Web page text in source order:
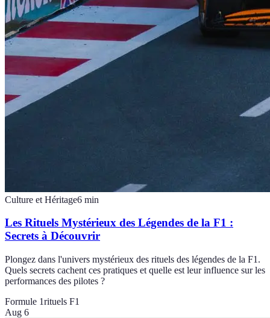
Culture et Héritage6 min
Les Rituels Mystérieux des Légendes de la F1 :
Secrets à Découvrir
Plongez dans l'univers mystérieux des rituels des légendes de la F1.
Quels secrets cachent ces pratiques et quelle est leur influence sur les
performances des pilotes ?
Formule 1rituels F1
Aug 6